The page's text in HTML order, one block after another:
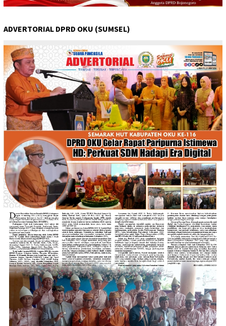
ADVERTORIAL DPRD OKU (SUMSEL)